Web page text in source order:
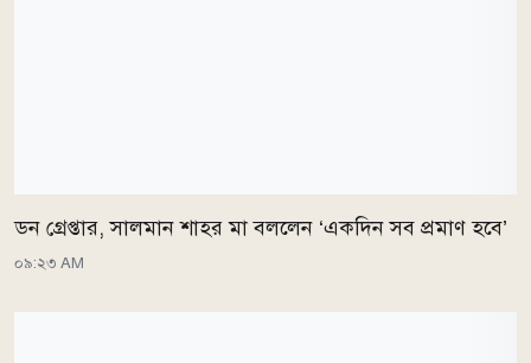
ডন গ্রেপ্তার, সালমান শাহর মা বললেন ‘একদিন সব প্রমাণ হবে’
০৯:২৩ AM